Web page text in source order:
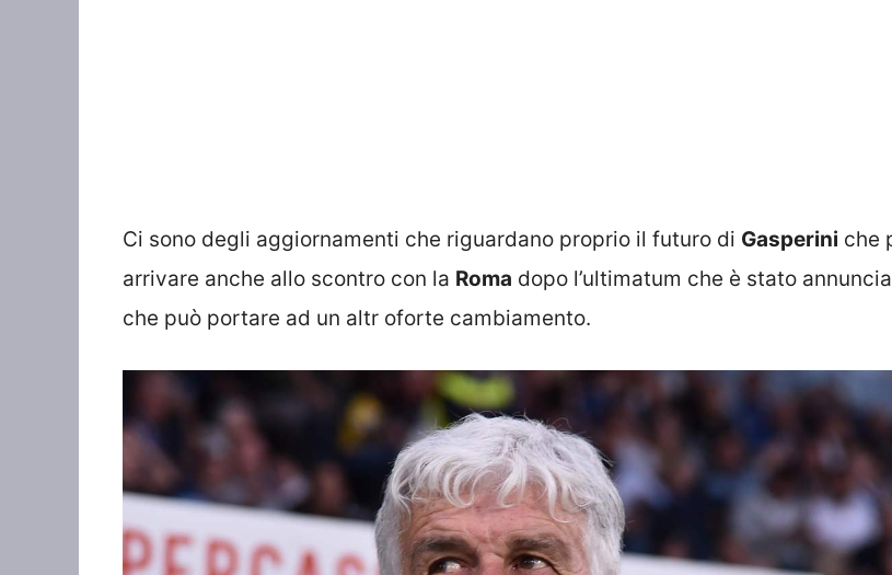
Ci sono degli aggiornamenti che riguardano proprio il futuro di Gasperini che
arrivare anche allo scontro con la Roma dopo l’ultimatum che è stato
che può portare ad un altr oforte cambiamento.